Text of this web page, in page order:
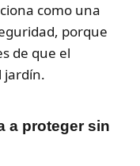
como una
porque
de que el
jardín.
a proteger sin